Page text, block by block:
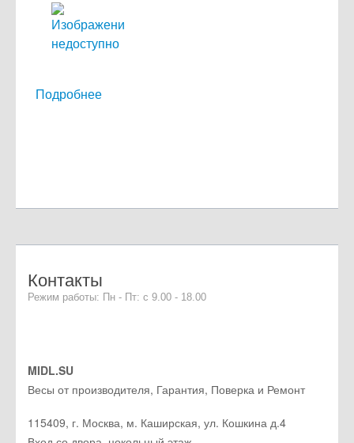
Подробнее
Контакты
Режим работы: Пн - Пт: с 9.00 - 18.00
MIDL.SU
Весы от производителя, Гарантия, Поверка и Ремонт
115409, г. Москва, м. Каширская, ул. Кошкина д.4